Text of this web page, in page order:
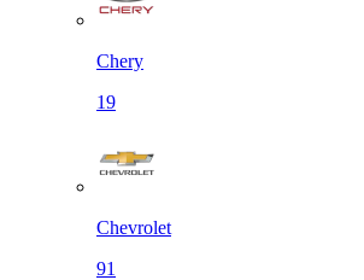
Chery
19
Chevrolet
91